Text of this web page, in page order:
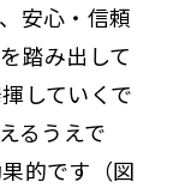
安心・信頼
踏み出して
していくで
るうえで
的です（図